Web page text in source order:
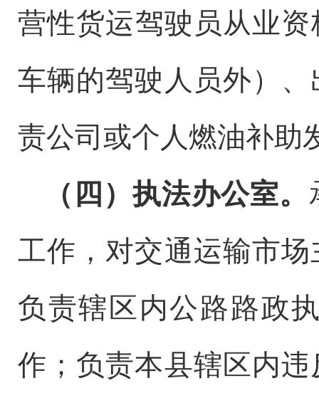
营性货运驾驶员从业
车辆的驾驶人员外）
责公司或个人燃油补助
（四）执法办公室。
工作，对交通运输市
负责辖区内公路路政
作；负责本县辖区内